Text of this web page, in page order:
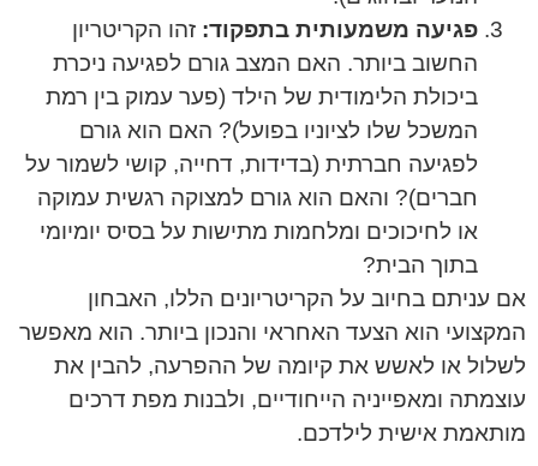
פגיעה משמעותית בתפקוד: זהו הקריטריון
החשוב ביותר. האם המצב גורם לפגיעה ניכרת
ביכולת הלימודית של הילד (פער עמוק בין רמת
המשכל שלו לציוניו בפועל)? האם הוא גורם
לפגיעה חברתית (בדידות, דחייה, קושי לשמור על
חברים)? והאם הוא גורם למצוקה רגשית עמוקה
או לחיכוכים ומלחמות מתישות על בסיס יומיומי
בתוך הבית?
אם עניתם בחיוב על הקריטריונים הללו, האבחון
המקצועי הוא הצעד האחראי והנכון ביותר. הוא מאפשר
לשלול או לאשש את קיומה של ההפרעה, להבין את
עוצמתה ומאפייניה הייחודיים, ולבנות מפת דרכים
מותאמת אישית לילדכם.